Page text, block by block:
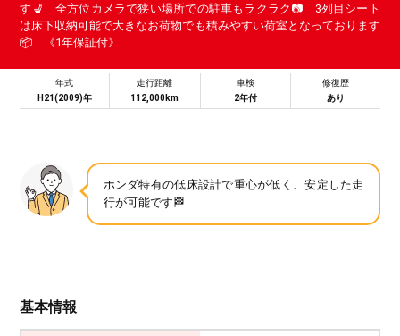
す💺 全方位カメラで狭い場所での駐車もラクラク📷 3列目シート
は床下収納可能で大きなお荷物でも積みやすい荷室となっております
📦 《1年保証付》
年式
H21(2009)年
走行距離
112,000km
車検
2年付
修復歴
あり
ホンダ特有の低床設計で重心が低く、安定した走
行が可能です🏁
基本情報